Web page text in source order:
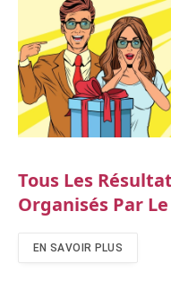
Tous Les
Organisés Par
EN SAVOIR PLUS